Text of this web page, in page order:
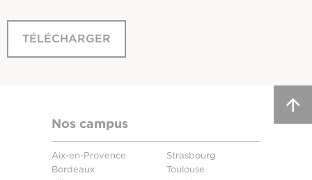
TÉLÉCHARGER
Nos campus
Aix-en-Provence
Bordeaux
Strasbourg
Toulouse